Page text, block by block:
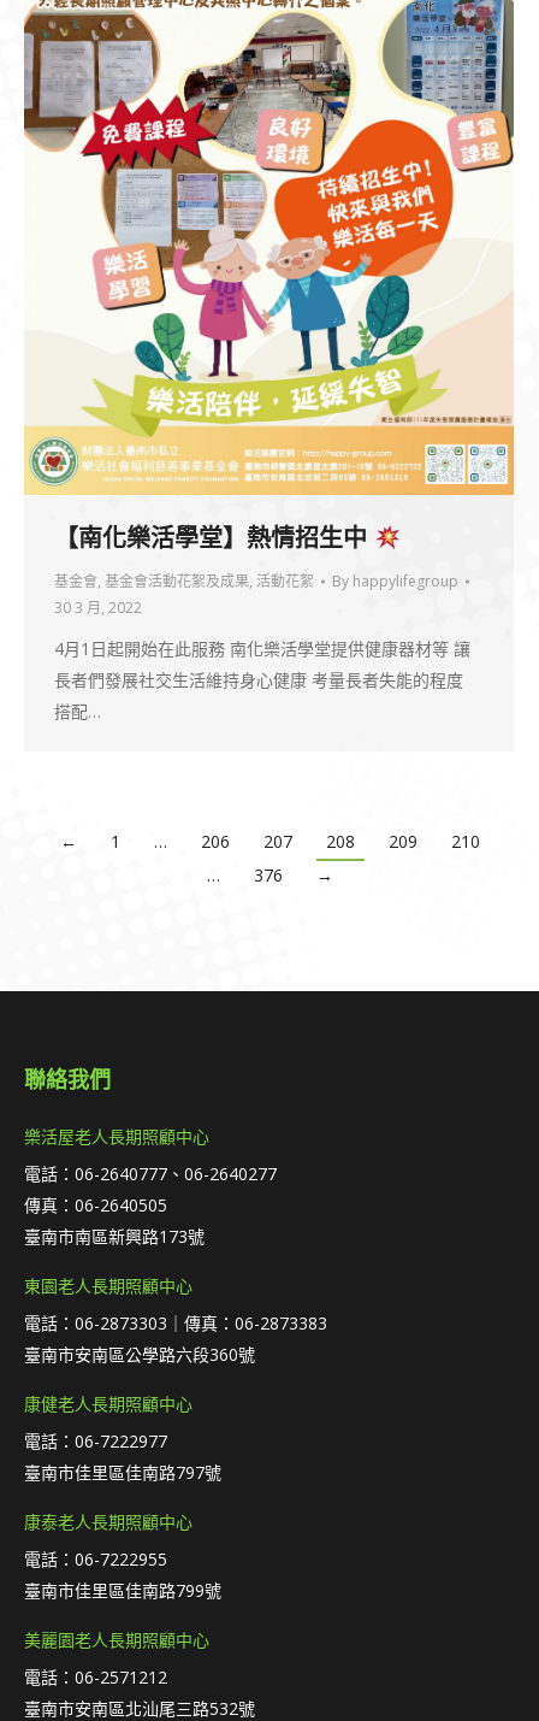
【南化樂活學堂】熱情招生中
基金會, 基金會活動花絮及成果, 活動花絮 By happylifegroup
30 3 月, 2022
4月1日起開始在此服務 南化樂活學堂提供健康器材等 讓
長者們發展社交生活維持身心健康 考量長者失能的程度
搭配…
← 1 … 206 207 208 209
210
…
376 →
聯絡我們
樂活屋老人長期照顧中心
電話：06-2640777、06-2640277
傳真：06-2640505
臺南市南區新興路173號
東園老人長期照顧中心
電話：06-2873303｜傳真：06-2873383
臺南市安南區公學路六段360號
康健老人長期照顧中心
電話：06-7222977
臺南市佳里區佳南路797號
康泰老人長期照顧中心
電話：06-7222955
臺南市佳里區佳南路799號
美麗園老人長期照顧中心
電話：06-2571212
臺南市安南區北汕尾三路532號